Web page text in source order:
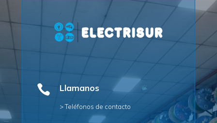
 Llamanos
> Teléfonos de contacto